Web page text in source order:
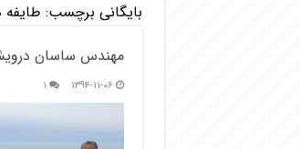
بایگانی برچسب:
مهندس ساسان
۱۳۹۴-۱۱-۰۶ ۱